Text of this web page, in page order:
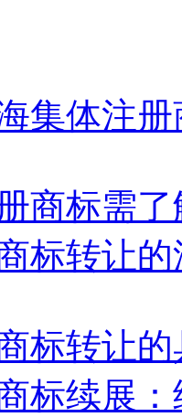
集体注
商标需
标转让
标转让
标续展